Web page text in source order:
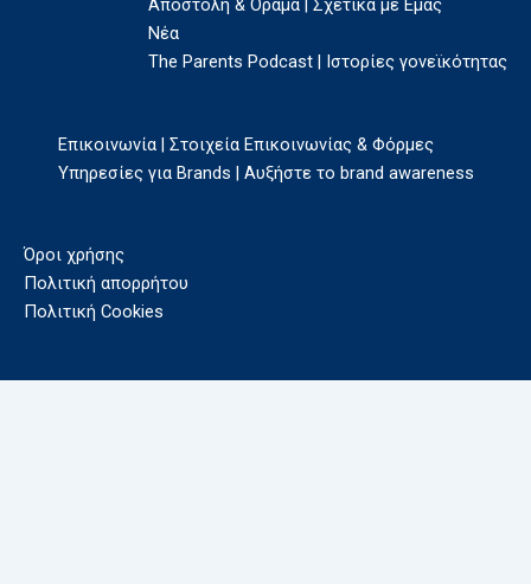
Αποστολή & Όραμα | Σχετικά με Εμάς
Νέα
The Parents Podcast | Ιστορίες γονεϊκότητας
Επικοινωνία | Στοιχεία Επικοινωνίας & Φόρμες
Υπηρεσίες για Brands | Αυξήστε το brand awareness
Όροι χρήσης
Πολιτική απορρήτου
Πολιτική Cookies